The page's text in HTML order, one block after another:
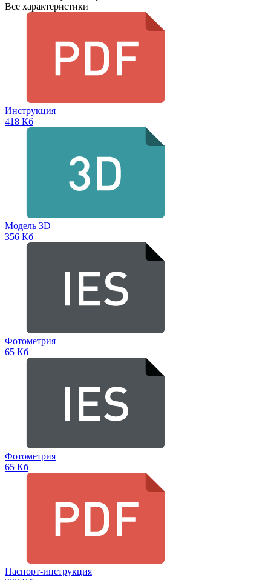
Все характеристики
Инструкция
418 Кб
Модель 3D
356 Кб
Фотометрия
65 Кб
Фотометрия
65 Кб
Паспорт-инструкция